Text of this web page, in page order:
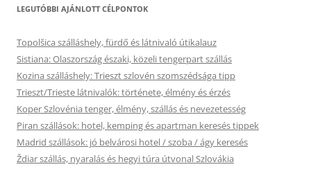
LEGUTÓBBI AJÁNLOTT CÉLPONTOK
Topolšica szálláshely, fürdő és látnivaló útikalauz
Sistiana: Olaszország északi, közeli tengerpart szállás
Kozina szálláshely: Trieszt szlovén szomszédsága tipp
Trieszt/Trieste látnivalók: története, élmény és érzés
Koper Szlovénia tenger, élmény, szállás és nevezetesség
Piran szállások: hotel, kemping és apartman keresés tippek
Madrid szállások: jó belvárosi hotel / szoba / ágy keresés
Ždiar szállás, nyaralás és hegyi túra útvonal Szlovákia